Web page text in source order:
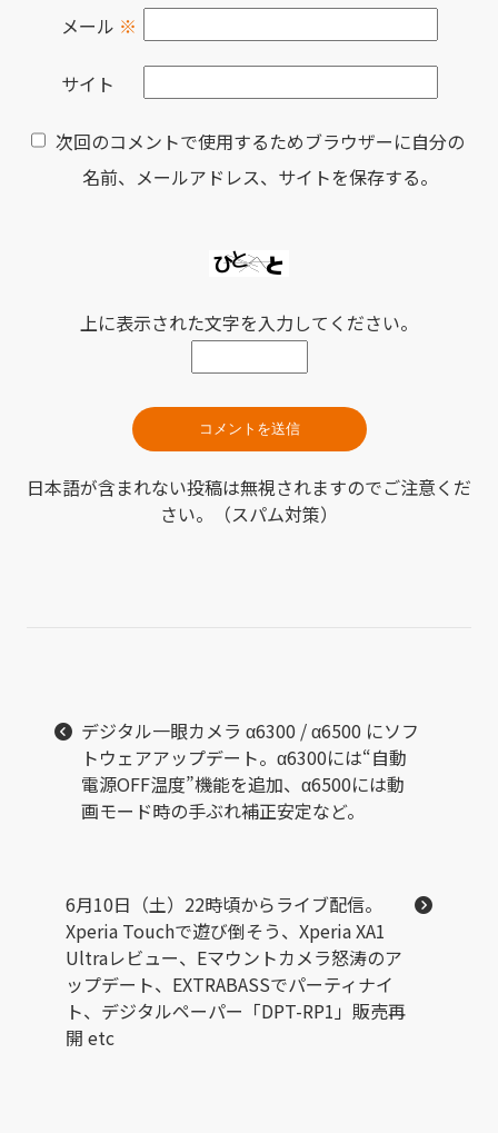
メール ※
サイト
次回のコメントで使用するためブラウザーに自分の
名前、メールアドレス、サイトを保存する。
上に表示された文字を入力してください。
日本語が含まれない投稿は無視されますのでご注意くだ
さい。（スパム対策）
デジタル一眼カメラ α6300 / α6500 にソフ
トウェアアップデート。α6300には“自動
電源OFF温度”機能を追加、α6500には動
画モード時の手ぶれ補正安定など。
6月10日（土）22時頃からライブ配信。
Xperia Touchで遊び倒そう、Xperia XA1
Ultraレビュー、Eマウントカメラ怒涛のア
ップデート、EXTRABASSでパーティナイ
ト、デジタルペーパー「DPT-RP1」販売再
開 etc